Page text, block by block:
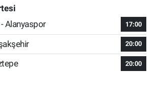
Alanyaspor
17:00
20:00
20:00